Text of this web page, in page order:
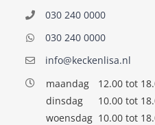
030 240 0000
030 240 0000
info@keckenlisa.nl
maandag
12.00 tot
dinsdag
10.00 tot
woensdag 10.00 tot